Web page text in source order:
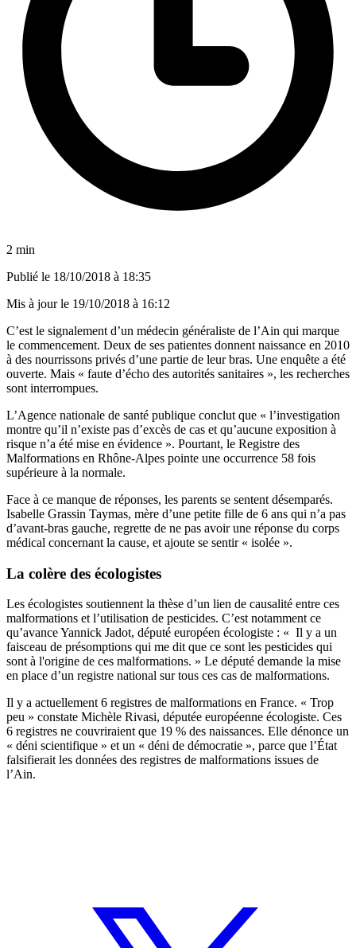
2 min
Publié le 18/10/2018 à 18:35
Mis à jour le 19/10/2018 à 16:12
C’est le signalement d’un médecin généraliste de l’Ain qui marque
le commencement. Deux de ses patientes donnent naissance en 2010
à des nourrissons privés d’une partie de leur bras. Une enquête a été
ouverte. Mais « faute d’écho des autorités sanitaires », les recherches
sont interrompues.
L’Agence nationale de santé publique conclut que « l’investigation
montre qu’il n’existe pas d’excès de cas et qu’aucune exposition à
risque n’a été mise en évidence ». Pourtant, le Registre des
Malformations en Rhône-Alpes pointe une occurrence 58 fois
supérieure à la normale.
Face à ce manque de réponses, les parents se sentent désemparés.
Isabelle Grassin Taymas, mère d’une petite fille de 6 ans qui n’a pas
d’avant-bras gauche, regrette de ne pas avoir une réponse du corps
médical concernant la cause, et ajoute se sentir « isolée ».
La colère des écologistes
Les écologistes soutiennent la thèse d’un lien de causalité entre ces
malformations et l’utilisation de pesticides. C’est notamment ce
qu’avance Yannick Jadot, député européen écologiste : « Il y a un
faisceau de présomptions qui me dit que ce sont les pesticides qui
sont à l'origine de ces malformations. » Le député demande la mise
en place d’un registre national sur tous ces cas de malformations.
Il y a actuellement 6 registres de malformations en France. « Trop
peu » constate Michèle Rivasi, députée européenne écologiste. Ces
6 registres ne couvriraient que 19 % des naissances. Elle dénonce un
« déni scientifique » et un « déni de démocratie », parce que l’État
falsifierait les données des registres de malformations issues de
l’Ain.